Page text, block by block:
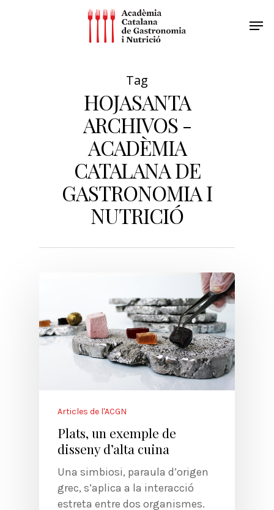
Tag
HOJASANTA
ARCHIVOS -
ACADÈMIA
CATALANA DE
GASTRONOMIA I
NUTRICIÓ
Articles de l'ACGN
Plats, un exemple de
disseny d’alta cuina
Una simbiosi, paraula d’origen
grec, s’aplica a la interacció
estreta entre dos organismes.